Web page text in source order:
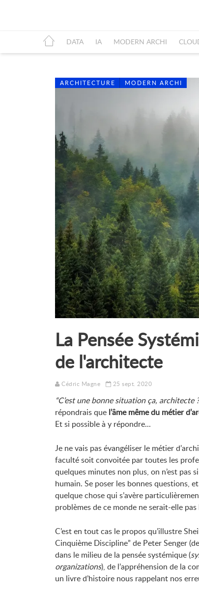
DATA IA MODERN ARCHI
ARCHITECTURE MODERN ARCHI
La Pensée
de l'architecte
Cédric Magne 25 sept. 2020
“C’est une bonne situation ça, architecte
répondrais que l’âme même du métier
Et si possible à y répondre...
Je ne vais pas évangéliser le métier
faculté soit convoitée par toutes les
quelques minutes non plus, on n’est
humain. Se poser les bonnes questions,
quelque chose qui s’avère
problèmes de ce monde ne serait-elle
C’est en tout cas le propos qu’illustre
Cinquième Discipline” de Peter Senger
dans le milieu de la pensée systémique (
organizations), de l’appréhension de la
un livre d’histoire nous rappelant nos